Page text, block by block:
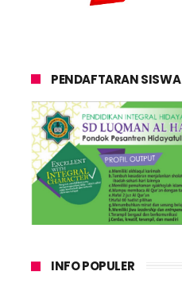
PENDAFTARAN SISWA
INFO POPULER